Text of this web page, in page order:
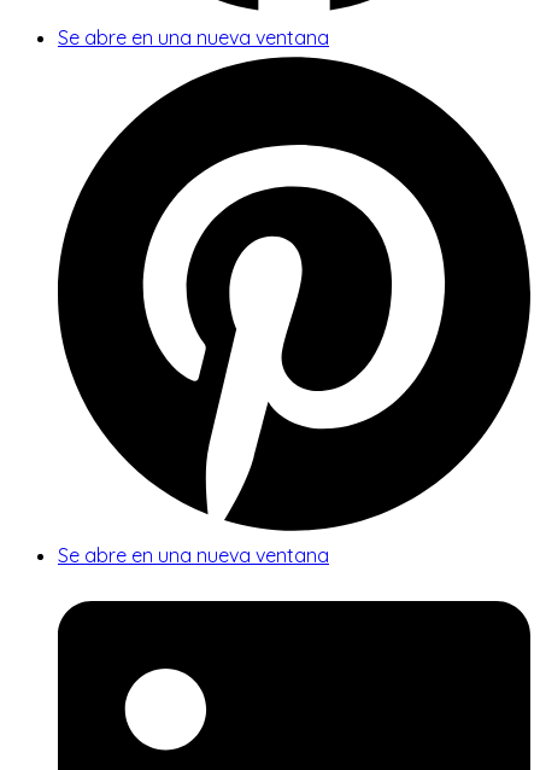
Se abre en una nueva ventana
Se abre en una nueva ventana